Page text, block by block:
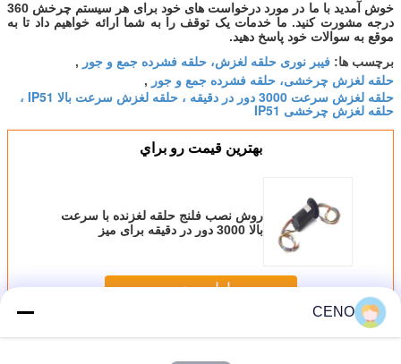
خوش آمدید با ما در مورد درخواست های خود برای هر سیستم چرخش 360
درجه مشورت کنید. ما خدمات یک توقف را به شما ارائه خواهیم داد تا به
موقع به سوالات خود پاسخ دهید.
برچسب ها: فیبر نوری حلقه لغزش، حلقه فشرده جمع و جور ,
حلقه لغزش چرخشی، حلقه فشرده جمع و جور ,
حلقه لغزش سرعت 3000 دور در دقیقه ، حلقه لغزش سرعت بالا IP51 ،
حلقه لغزش چرخشی IP51
بهترين قيمت رو براي
روش نصب فلنج حلقه لغزنده با سرعت
بالا 3000 دور در دقیقه برای میز
ادامه هید
بیشحلقه لغزشی با سرعت بالا
CENO